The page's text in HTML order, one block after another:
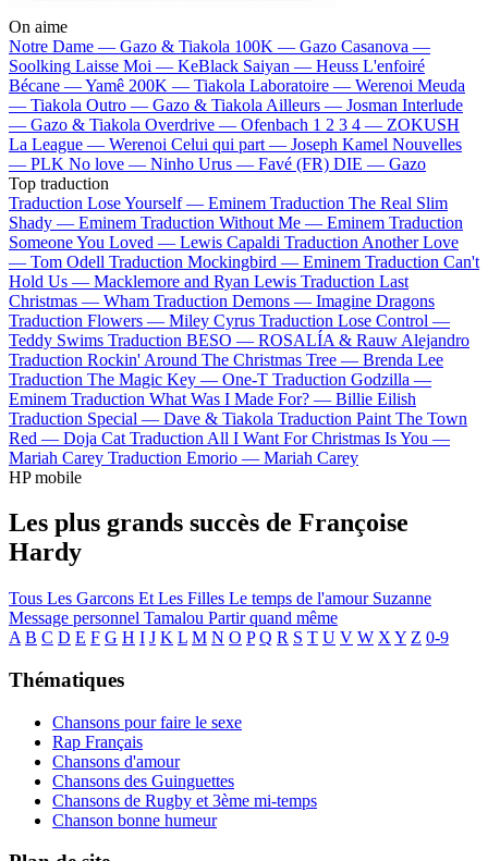
On aime
Notre Dame — Gazo & Tiakola 100K — Gazo Casanova —
Soolking Laisse Moi — KeBlack Saiyan — Heuss L'enfoiré
Bécane —Yamê 200K — Tiakola Laboratoire — Werenoi Meuda
— Tiakola Outro — Gazo & Tiakola Ailleurs — Josman Interlude
— Gazo & Tiakola Overdrive — Ofenbach 1 2 3 4 — ZOKUSH
La League — Werenoi Celui qui part — Joseph Kamel Nouvelles
— PLK No love — Ninho Urus — Favé (FR) DIE — Gazo
Top traduction
Traduction Lose Yourself — Eminem Traduction The Real Slim
Shady — Eminem Traduction Without Me — Eminem Traduction
Someone You Loved — Lewis Capaldi Traduction Another Love
— Tom Odell Traduction Mockingbird — Eminem Traduction Can't
Hold Us — Macklemore and Ryan Lewis Traduction Last
Christmas — Wham Traduction Demons — Imagine Dragons
Traduction Flowers — Miley Cyrus Traduction Lose Control —
Teddy Swims Traduction BESO — ROSALÍA & Rauw Alejandro
Traduction Rockin' Around The Christmas Tree — Brenda Lee
Traduction The Magic Key — One-T Traduction Godzilla —
Eminem Traduction What Was I Made For? — Billie Eilish
Traduction Special — Dave & Tiakola Traduction Paint The Town
Red — Doja Cat Traduction All I Want For Christmas Is You —
Mariah Carey Traduction Emorio — Mariah Carey
HP mobile
Les plus grands succès de Françoise
Hardy
Tous Les Garcons Et Les Filles Le temps de l'amour Suzanne
Message personnel Tamalou Partir quand même
A B C D E F G H I J K L M N O P Q R S T U V W X Y Z 0-9
Thématiques
Chansons pour faire le sexe
Rap Français
Chansons d'amour
Chansons des Guinguettes
Chansons de Rugby et 3ème mi-temps
Chanson bonne humeur